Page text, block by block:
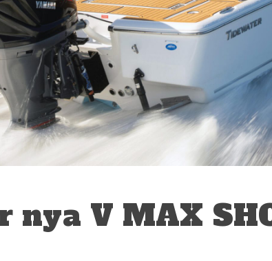
nya V MAX